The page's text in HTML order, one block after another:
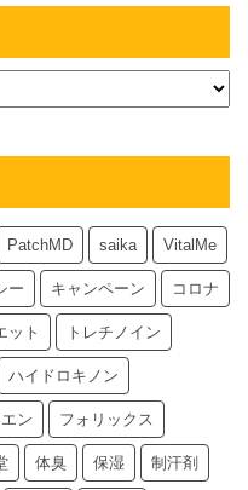
PatchMD saika VitalMe
ー キャンペーン コロナ
ット トレチノイン
ハイドロキノン
ン フォリックス
体臭 保湿 制汗剤